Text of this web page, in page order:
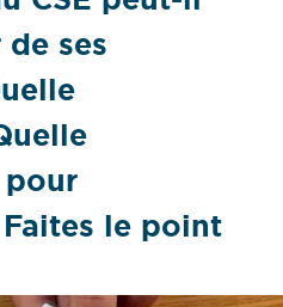
ses
pour
le point